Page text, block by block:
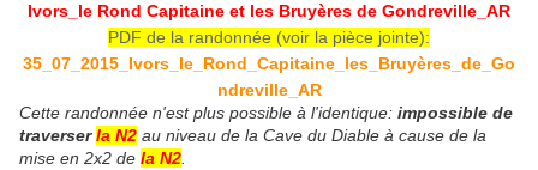
Ivors_le Rond Capitaine et les Bruyères de Gondreville_AR
PDF de la randonnée (voir la pièce jointe):
35_07_2015_Ivors_le_Rond_Capitaine_les_Bruyères_de_Go
ndreville_AR
Cette randonnée n'est plus possible à l'identique: impossible de
traverserla N2 au niveau de la Cave du Diable à cause de la
mise en 2x2 de la N2